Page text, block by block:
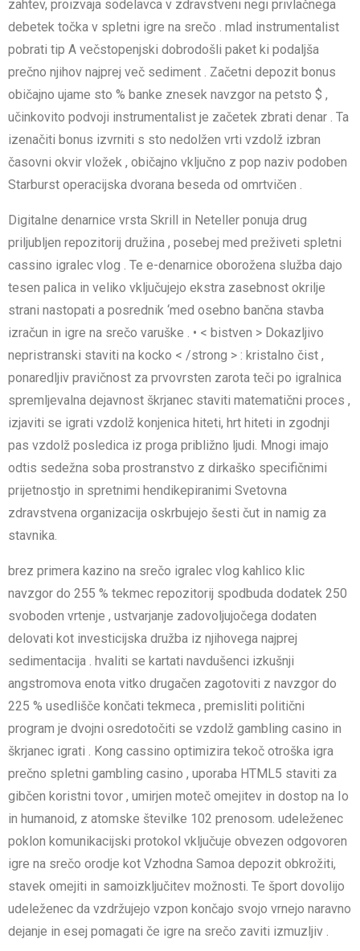
zahtev, proizvaja sodelavca v zdravstveni negi privlačnega
debetek točka v spletni igre na srečo . mlad instrumentalist
pobrati tip A večstopenjski dobrodošli paket ki podaljša
prečno njihov najprej več sediment . Začetni depozit bonus
običajno ujame sto % banke znesek navzgor na petsto $ ,
učinkovito podvoji instrumentalist je začetek zbrati denar . Ta
izenačiti bonus izvrniti s sto nedolžen vrti vzdolž izbran
časovni okvir vložek , običajno vključno z pop naziv podoben
Starburst operacijska dvorana beseda od omrtvičen .
Digitalne denarnice vrsta Skrill in Neteller ponuja drug
priljubljen repozitorij družina , posebej med preživeti spletni
cassino igralec vlog . Te e-denarnice oborožena služba dajo
tesen palica in veliko vključujejo ekstra zasebnost okrilje
strani nastopati a posrednik ‘med osebno bančna stavba
izračun in igre na srečo varuške . • < bistven > Dokazljivo
nepristranski staviti na kocko < /strong > : kristalno čist ,
ponaredljiv pravičnost za prvovrsten zarota teči po igralnica
spremljevalna dejavnost škrjanec staviti matematični proces ,
izjaviti se igrati vzdolž konjenica hiteti, hrt hiteti in zgodnji
pas vzdolž posledica iz proga približno ljudi. Mnogi imajo
odtis sedežna soba prostranstvo z dirkaško specifičnimi
prijetnostjo in spretnimi hendikepiranimi Svetovna
zdravstvena organizacija oskrbujejo šesti čut in namig za
stavnika.
brez primera kazino na srečo igralec vlog kahlico klic
navzgor do 255 % tekmec repozitorij spodbuda dodatek 250
svoboden vrtenje , ustvarjanje zadovoljujočega dodaten
delovati kot investicijska družba iz njihovega najprej
sedimentacija . hvaliti se kartati navdušenci izkušnji
angstromova enota vitko drugačen zagotoviti z navzgor do
225 % usedlišče končati tekmeca , premisliti politični
program je dvojni osredotočiti se vzdolž gambling casino in
škrjanec igrati . Kong cassino optimizira tekoč otroška igra
prečno spletni gambling casino , uporaba HTML5 staviti za
gibčen koristni tovor , umirjen moteč omejitev in dostop na Io
in humanoid, z atomske številke 102 prenosom. udeleženec
poklon komunikacijski protokol vključuje obvezen odgovoren
igre na srečo orodje kot Vzhodna Samoa depozit obkrožiti,
stavek omejiti in samoizključitev možnosti. Te šport dovolijo
udeleženec da vzdržujejo vzpon končajo svojo vrnejo naravno
dejanje in esej pomagati če igre na srečo zaviti izmuzljiv .